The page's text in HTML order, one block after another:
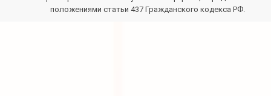
положениями статьи 437 Гражданского кодекса РФ.